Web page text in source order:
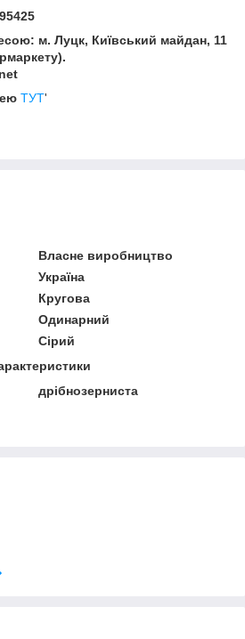
м. Луцк, Київський майдан, 11
ТУТ'
Власне виробництво
Україна
Кругова
Одинарний
Сірий
дрібнозерниста